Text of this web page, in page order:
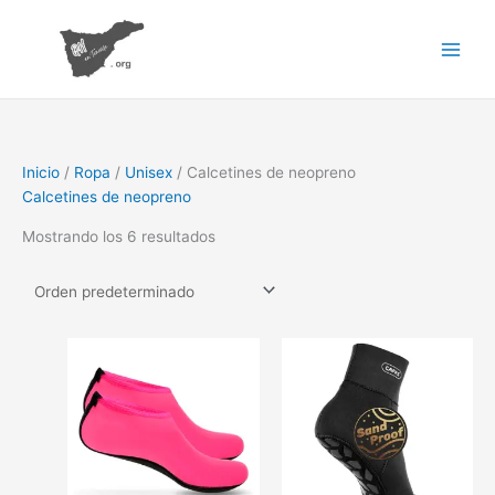
contenido
Inicio / Ropa / Unisex / Calcetines de neopreno
Calcetines de neopreno
Mostrando los 6 resultados